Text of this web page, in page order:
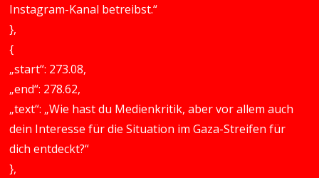
Instagram-Kanal betreibst.“
},
{
„start“: 273.08,
„end“: 278.62,
„text“: „Wie hast du Medienkritik, aber vor allem auch
dein Interesse für die Situation im Gaza-Streifen für
dich entdeckt?“
},